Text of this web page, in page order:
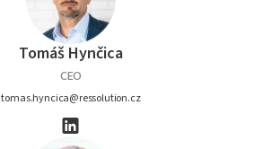
Tomáš Hynčica
CEO
tomas.hyncica@ressolution.cz